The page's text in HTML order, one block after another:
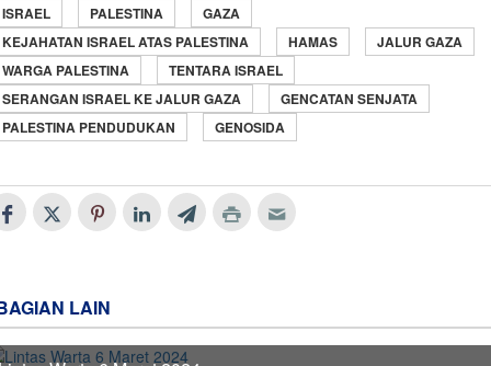
ISRAEL PALESTINA
GAZA
KEJAHATAN ISRAEL ATAS PALESTINA
HAMAS
JALUR GAZA
WARGA PALESTINA
TENTARA ISRAEL
SERANGAN ISRAEL KE JALUR GAZA
GENCATAN SENJATA
PALESTINA PENDUDUKAN
GENOSIDA
LAIN